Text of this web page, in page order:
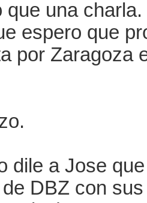
que una charla.
espero que
por Zaragoza
dile a Jose
DBZ con